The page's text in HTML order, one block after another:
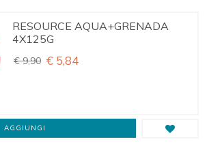
Srl
RESOURCE AQUA+GRENADA
4X125G
€ 9,90 € 5,84
AGGIUNGI